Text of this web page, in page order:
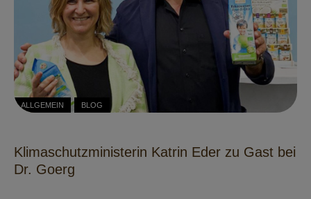
ALLGEMEIN BLOG
Klimaschutzministerin Katrin Eder zu Gast bei
Dr. Goerg